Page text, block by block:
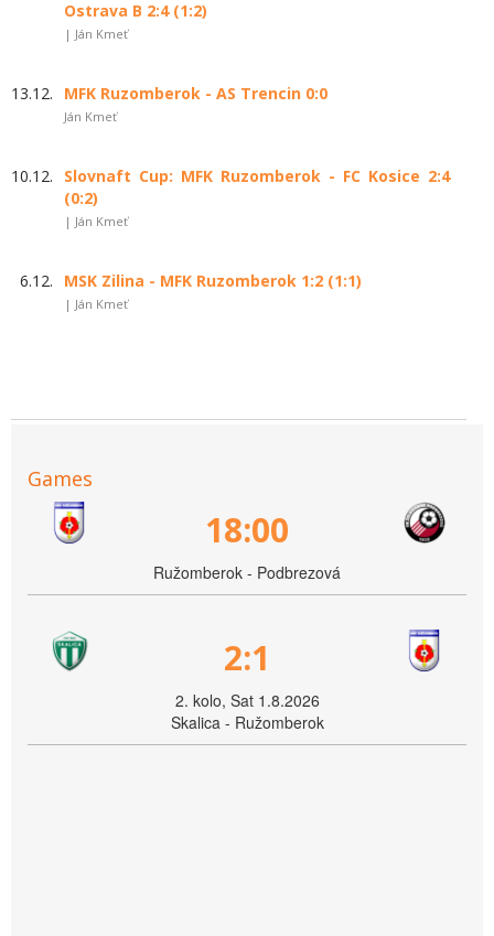
Ostrava B 2:4 (1:2)
| Ján Kmeť
13.12. MFK Ruzomberok - AS Trencin 0:0
Ján Kmeť
10.12.
Slovnaft Cup: MFK Ruzomberok - FC Kosice 2:4
(0:2)
| Ján Kmeť
6.12. MSK Zilina - MFK Ruzomberok 1:2 (1:1)
| Ján Kmeť
Games
18:00
Ružomberok - Podbrezová
2:1
2. kolo, Sat 1.8.2026
Skalica - Ružomberok